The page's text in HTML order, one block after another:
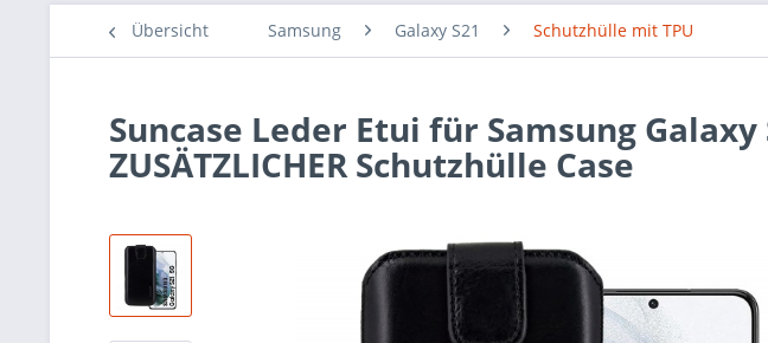
Übersicht Samsung Galaxy S21 Schutzhülle mit TPU
Suncase Leder Etui für Samsung
ZUSÄTZLICHER Schutzhülle Case